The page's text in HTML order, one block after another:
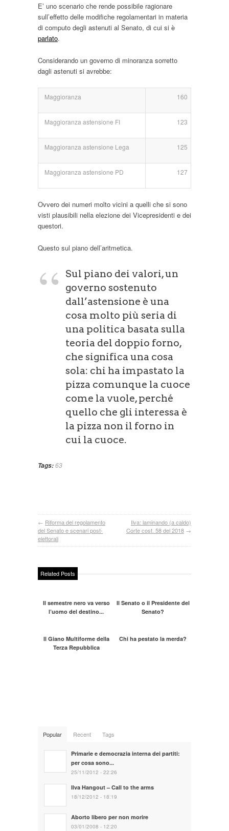
E’ uno scenario che rende possibile ragionare
sull’effetto delle modifiche regolamentari in materia
di computo degli astenuti al Senato, di cui si è
parlato.
Considerando un governo di minoranza sorretto
dagli astenuti si avrebbe:
Maggioranza 160
Maggioranza astensione FI 123
Maggioranza astensione Lega 125
Maggioranza astensione PD 127
Ovvero dei numeri molto vicini a quelli che si sono
visti plausibili nella elezione dei Vicepresidenti e dei
questori.
Questo sul piano dell’aritmetica.
Sul piano dei valori, un
governo sostenuto
dall’astensione è una
cosa molto più seria di
una politica basata sulla
teoria del doppio forno,
che significa una cosa
sola: chi ha impastato la
pizza comunque la cuoce
come la vuole, perché
quello che gli interessa è
la pizza non il forno in
cui la cuoce.
Tags:63
← Riforma del regolamento
del Senato e scenari post-
elettorali
Ilva: laminando (a caldo)
Corte cost. 58 del 2018 →
Related Posts
Il semestre nero va verso
l’uomo del destino...
Il Senato o il Presidente del
Senato?
Il Giano Multiforme della
Terza Repubblica
Chi ha pestato la merda?
Popular Recent Tags
Primarie e democrazia interna dei partiti:
per cosa sono...
25/11/2012 - 22:26
Ilva Hangout – Call to the arms
18/12/2012 - 18:19
Aborto libero per non morire
03/01/2008 - 12:20